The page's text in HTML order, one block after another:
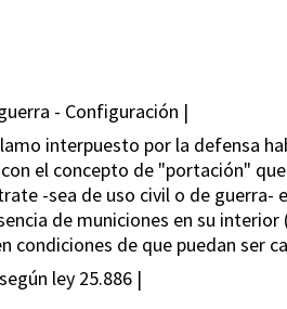
- Configuración |
interpuesto por la defensa
el concepto de "portación"
-sea de uso civil o de
de municiones en su
condiciones de que puedan ser
ley 25.886 |